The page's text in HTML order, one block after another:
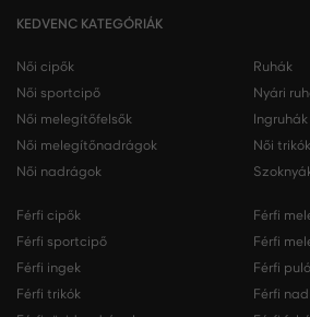
KEDVENC KATEGÓRIÁK
Női cipők
Női sportcipő
Női melegítőfelsők
Női melegítőnadrágok
Női nadrágok
Ruhák
Nyári
Ingruhák
Női trikók
Férfi cipők
Férfi sportcipő
Férfi ingek
Férfi trikók
Férfi
Férfi
Férfi
Férfi